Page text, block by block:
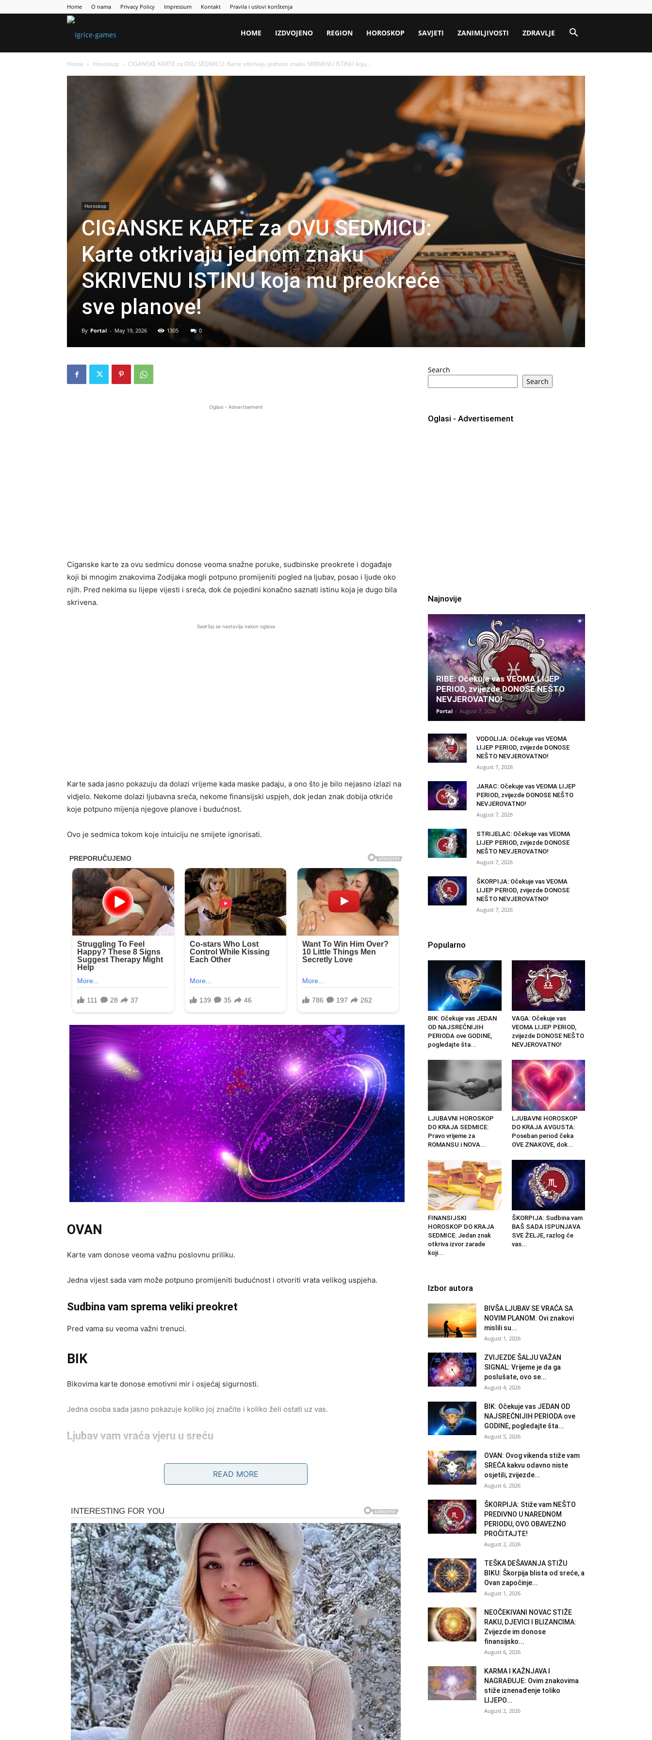
Home O nama Privacy Policy Impressum Kontakt Pravila i uslovi korištenja
HOME IZDVOJENO REGION HOROSKOP SAVJETI ZANIMLJIVOSTI ZDRAVLJE
Home Horoskop CIGANSKE KARTE za OVU SEDMICU: Karte otkrivaju jednom znaku SKRIVENU ISTINU koja...
Horoskop
CIGANSKE KARTE za OVU SEDMICU:
Karte otkrivaju jednom znaku
SKRIVENU ISTINU koja mu preokreće
sve planove!
By Portal - May 19, 2026 1305 0
Oglasi - Advertisement
Ciganske karte za ovu sedmicu donose veoma snažne poruke, sudbinske preokrete i događaje
koji bi mnogim znakovima Zodijaka mogli potpuno promijeniti pogled na ljubav, posao i ljude oko
njih. Pred nekima su lijepe vijesti i sreća, dok će pojedini konačno saznati istinu koja je dugo bila
skrivena.
Sadržaj se nastavlja nakon oglasa
Karte sada jasno pokazuju da dolazi vrijeme kada maske padaju, a ono što je bilo nejasno izlazi na
vidjelo. Nekome dolazi ljubavna sreća, nekome finansijski uspjeh, dok jedan znak dobija otkriće
koje potpuno mijenja njegove planove i budućnost.
Ovo je sedmica tokom koje intuiciju ne smijete ignorisati.
OVAN
Karte vam donose veoma važnu poslovnu priliku.
Jedna vijest sada vam može potpuno promijeniti budućnost i otvoriti vrata velikog uspjeha.
Sudbina vam sprema veliki preokret
Pred vama su veoma važni trenuci.
BIK
Bikovima karte donose emotivni mir i osjećaj sigurnosti.
Jedna osoba sada jasno pokazuje koliko joj značite i koliko želi ostati uz vas.
Ljubav vam vraća vjeru u sreću
Karte vam donose istinu koju dugo pokušavate izbjeći.
Jedna osoba sada pokazuje svoje pravo lice i mijenja vaš pogled na sve.
Ništa više neće biti isto
Pred vama su veoma intenzivni trenuci.
RAK
Rakovi su među najvećim miljenicima ciganskih karata ove sedmice.
Poslije mnogo tuge dolazi sreća koja vam vraća osmijeh i vjeru u život.
Sudbina vam šalje ono što ste dugo čekali
Pred vama su veoma nježni i sretni trenuci.
READ MORE
Search
Search
Oglasi - Advertisement
Najnovije
RIBE: Očekuje vas VEOMA LIJEP
PERIOD, zvijezde DONOSE NEŠTO
NEVJEROVATNO!
Portal - August 7, 2026
VODOLIJA: Očekuje vas VEOMA
LIJEP PERIOD, zvijezde DONOSE
NEŠTO NEVJEROVATNO!
August 7, 2026
JARAC: Očekuje vas VEOMA LIJEP
PERIOD, zvijezde DONOSE NEŠTO
NEVJEROVATNO!
August 7, 2026
STRIJELAC: Očekuje vas VEOMA
LIJEP PERIOD, zvijezde DONOSE
NEŠTO NEVJEROVATNO!
August 7, 2026
ŠKORPIJA: Očekuje vas VEOMA
LIJEP PERIOD, zvijezde DONOSE
NEŠTO NEVJEROVATNO!
August 7, 2026
Popularno
BIK: Očekuje vas JEDAN
OD NAJSREĆNIJIH
PERIODA ove GODINE,
pogledajte šta...
VAGA: Očekuje vas
VEOMA LIJEP PERIOD,
zvijezde DONOSE NEŠTO
NEVJEROVATNO!
LJUBAVNI HOROSKOP
DO KRAJA SEDMICE:
Pravo vrijeme za
ROMANSU i NOVA...
LJUBAVNI HOROSKOP
DO KRAJA AVGUSTA:
Poseban period čeka
OVE ZNAKOVE, dok...
FINANSIJSKI
HOROSKOP DO KRAJA
SEDMICE: Jedan znak
otkriva izvor zarade
koji...
ŠKORPIJA: Sudbina vam
BAŠ SADA ISPUNJAVA
SVE ŽELJE, razlog će
vas...
Izbor autora
BIVŠA LJUBAV SE VRAĆA SA
NOVIM PLANOM: Ovi znakovi
mislili su...
August 1, 2026
ZVIJEZDE ŠALJU VAŽAN
SIGNAL: Vrijeme je da ga
poslušate, ovo se...
August 4, 2026
BIK: Očekuje vas JEDAN OD
NAJSREĆNIJIH PERIODA ove
GODINE, pogledajte šta...
August 5, 2026
OVAN: Ovog vikenda stiže vam
SREĆA kakvu odavno niste
osjetili, zvijezde...
August 6, 2026
ŠKORPIJA: Stiže vam NEŠTO
PREDIVNO U NAREDNOM
PERIODU, OVO OBAVEZNO
PROČITAJTE!
August 2, 2026
TEŠKA DEŠAVANJA STIŽU
BIKU: Škorpija blista od sreće, a
Ovan započinje...
August 1, 2026
NEOČEKIVANI NOVAC STIŽE
RAKU, DJEVICI I BLIZANCIMA:
Zvijezde im donose
finansijsko...
August 6, 2026
KARMA I KAŽNJAVA I
NAGRAĐUJE: Ovim znakovima
stiže iznenađenje toliko
LIJEPO...
August 2, 2026